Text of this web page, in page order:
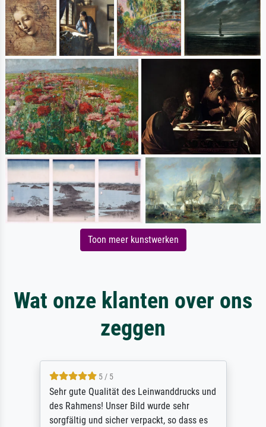
Toon meer kunstwerken
Wat onze klanten over ons
zeggen
5 / 5
Sehr gute Qualität des Leinwanddrucks und
des Rahmens! Unser Bild wurde sehr
sorgfältig und sicher verpackt, so dass es